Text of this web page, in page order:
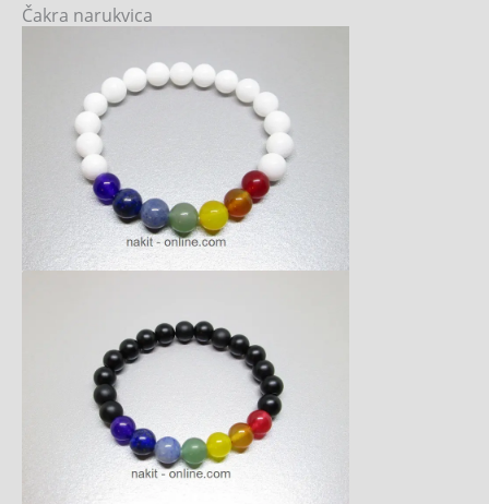
Čakra narukvica